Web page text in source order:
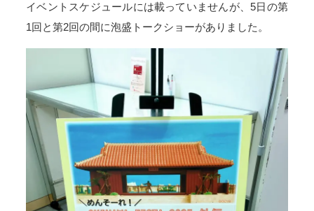
イベントスケジュールには載っていませんが、5日の第
1回と第2回の間に泡盛トークショーがありました。